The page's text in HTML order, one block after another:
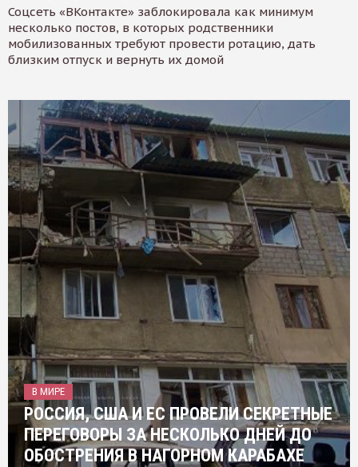
Соцсеть «ВКонтакте» заблокировала как минимум
несколько постов, в которых родственники
мобилизованных требуют провести ротацию, дать
близким отпуск и вернуть их домой
В МИРЕ
РОССИЯ, США И ЕС ПРОВЕЛИ СЕКРЕТНЫЕ
ПЕРЕГОВОРЫ ЗА НЕСКОЛЬКО ДНЕЙ ДО
ОБОСТРЕНИЯ В НАГОРНОМ КАРАБАХЕ